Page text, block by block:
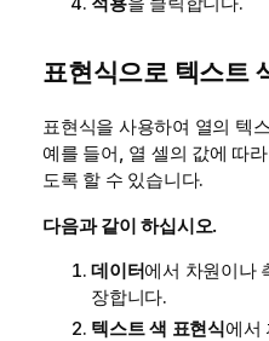
표현식으로 텍스트
표현식을 사용하여 열의 텍
예를 들어, 열 셀의 값에 따
도록 할 수 있습니다.
다음과 같이 하십시오.
데이터에서 차원이나
장합니다.
텍스트 색 표현식에서